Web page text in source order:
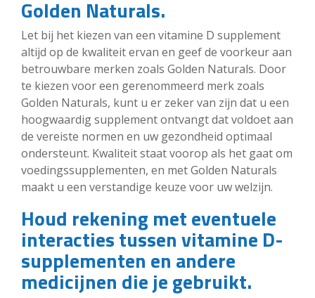
Golden Naturals.
Let bij het kiezen van een vitamine D supplement
altijd op de kwaliteit ervan en geef de voorkeur aan
betrouwbare merken zoals Golden Naturals. Door
te kiezen voor een gerenommeerd merk zoals
Golden Naturals, kunt u er zeker van zijn dat u een
hoogwaardig supplement ontvangt dat voldoet aan
de vereiste normen en uw gezondheid optimaal
ondersteunt. Kwaliteit staat voorop als het gaat om
voedingssupplementen, en met Golden Naturals
maakt u een verstandige keuze voor uw welzijn.
Houd rekening met eventuele
interacties tussen vitamine D-
supplementen en andere
medicijnen die je gebruikt.